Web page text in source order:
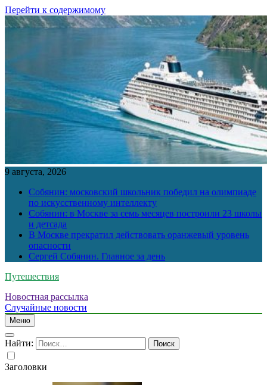
Перейти к содержимому
9 августа, 2026
Собянин: московский школьник победил на олимпиаде
по искусственному интеллекту
Собянин: в Москве за семь месяцев построили 23 школы
и детсада
В Москве прекратил действовать оранжевый уровень
опасности
Сергей Собянин. Главное за день
Путешествия
Новостная рассылка
Случайные новости
Меню
Найти:
Заголовки